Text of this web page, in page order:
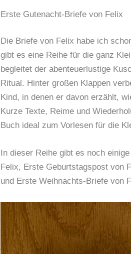
Erste Gutenacht-Briefe von Felix
Die Briefe von Felix habe ich
gibt es eine Reihe für die ganz
begleitet der abenteuerlustige
Ritual. Hinter großen Klappen
Kind, in denen er davon erzählt,
Kurze Texte, Reime und
Buch ideal zum Vorlesen für die
In dieser Reihe gibt es noch
Felix, Erste Geburtstagspost von
und Erste Weihnachts-Briefe von